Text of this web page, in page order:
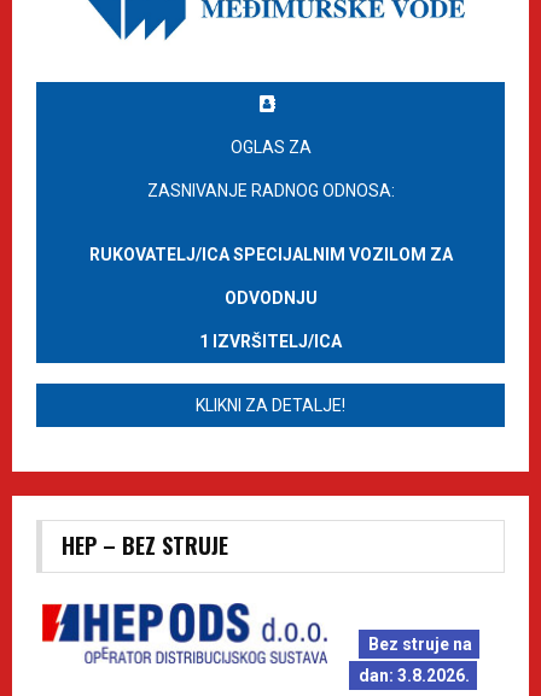
OGLAS ZA
ZASNIVANJE RADNOG ODNOSA:
RUKOVATELJ/ICA SPECIJALNIM VOZILOM ZA
ODVODNJU
1 IZVRŠITELJ/ICA
KLIKNI ZA DETALJE!
HEP – BEZ STRUJE
Bez struje na
dan: 3.8.2026.